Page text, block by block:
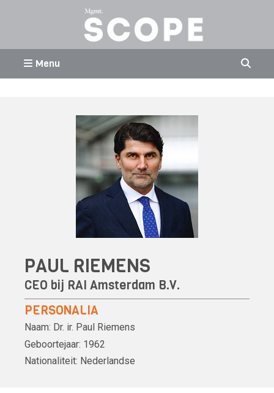
Menu
PAUL RIEMENS
CEO bij RAI Amsterdam B.V.
PERSONALIA
Naam: Dr. ir. Paul Riemens
Geboortejaar: 1962
Nationaliteit: Nederlandse